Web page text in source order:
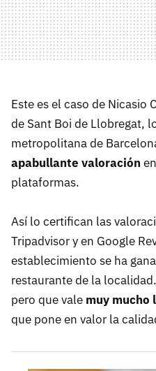
Este es el caso de Nicasio
de Sant Boi de Llobregat,
metropolitana de
apabullante valoración
plataformas.
Así lo certifican las
Tripadvisor y en Google
establecimiento se ha
restaurante de la
pero que vale muy mucho
que pone en valor la